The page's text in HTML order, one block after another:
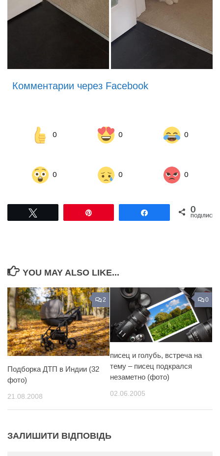
Комментарии через Facebook
0 0 0
0 0 0
Поділитися0
ПОДІЛИСЬ
YOU MAY ALSO LIKE...
2
Подборка ДТП в Индии (32
фото)
21.08.2008
0
писец и голубь, встреча на
тему – писец подкрался
незаметно (фото)
02.06.2005
ЗАЛИШИТИ ВІДПОВІДЬ